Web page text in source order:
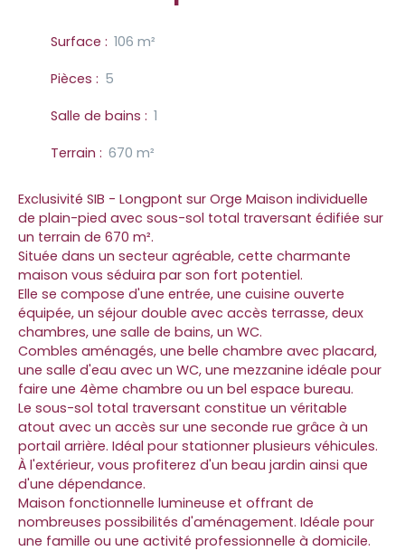
Surface : 106 m²
Pièces : 5
Salle de bains : 1
Terrain : 670 m²
Exclusivité SIB - Longpont sur Orge Maison individuelle
de plain-pied avec sous-sol total traversant édifiée sur
un terrain de 670 m².
Située dans un secteur agréable, cette charmante
maison vous séduira par son fort potentiel.
Elle se compose d'une entrée, une cuisine ouverte
équipée, un séjour double avec accès terrasse, deux
chambres, une salle de bains, un WC.
Combles aménagés, une belle chambre avec placard,
une salle d'eau avec un WC, une mezzanine idéale pour
faire une 4ème chambre ou un bel espace bureau.
Le sous-sol total traversant constitue un véritable
atout avec un accès sur une seconde rue grâce à un
portail arrière. Idéal pour stationner plusieurs véhicules.
À l'extérieur, vous profiterez d'un beau jardin ainsi que
d'une dépendance.
Maison fonctionnelle lumineuse et offrant de
nombreuses possibilités d'aménagement. Idéale pour
une famille ou une activité professionnelle à domicile.